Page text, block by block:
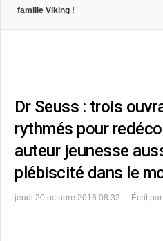
famille Viking !
Dr Seuss : trois
rythmés pour
auteur jeunesse
plébiscité dans le
jeudi 20 octobre 2016 08:32 Écrit